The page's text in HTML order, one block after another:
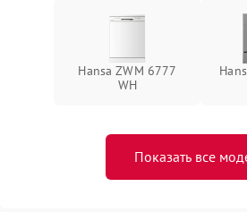
Hansa ZWM 6777
WH
Показать все